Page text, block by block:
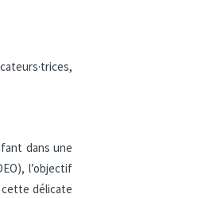
dans une
l’objectif
délicate